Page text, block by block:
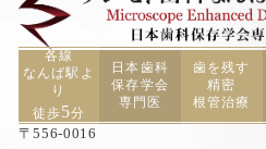
各線
なんば駅よ
り
徒歩5分
日本歯科
保存学会
専門医
歯を残す
精密
根管治療
〒556-0016